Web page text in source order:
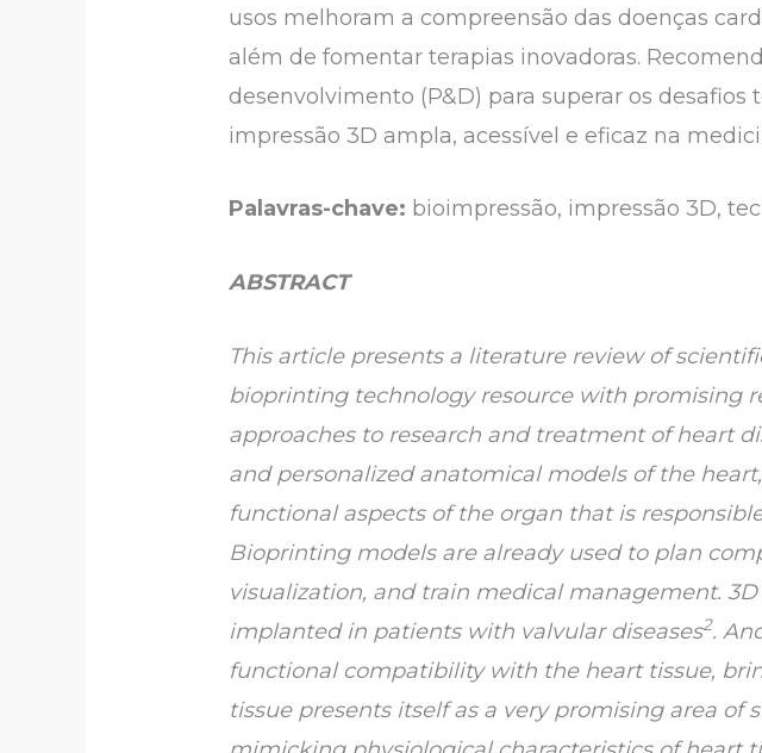
usos melhoram a compreensão das doenças
além de fomentar terapias inovadoras.
desenvolvimento (P&D) para superar os
impressão 3D ampla, acessível e eficaz na
Palavras-chave: bioimpressão, impressão 3D,
ABSTRACT
This article presents a literature review of
bioprinting technology resource with promising
approaches to research and treatment of heart
and personalized anatomical models of the
functional aspects of the organ that is
Bioprinting models are already used to plan
visualization, and train medical management.
implanted in patients with valvular diseases2.
functional compatibility with the heart tissue,
tissue presents itself as a very promising area of